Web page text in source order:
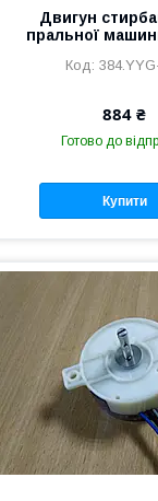
Двигун
пральної
884 ₴
Готово до
Купити